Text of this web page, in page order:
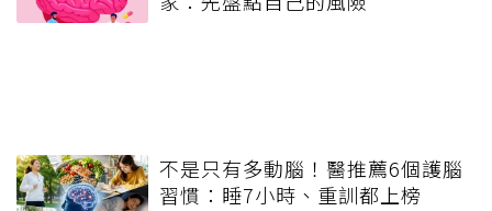
不是只有多動腦！醫推薦6個護腦
習慣：睡7小時、重訓都上榜